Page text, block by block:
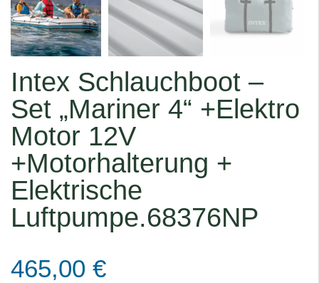
Intex Schlauchboot –
Set „Mariner 4“ +Elektro
Motor 12V
+Motorhalterung +
Elektrische
Luftpumpe.68376NP
465,00 €